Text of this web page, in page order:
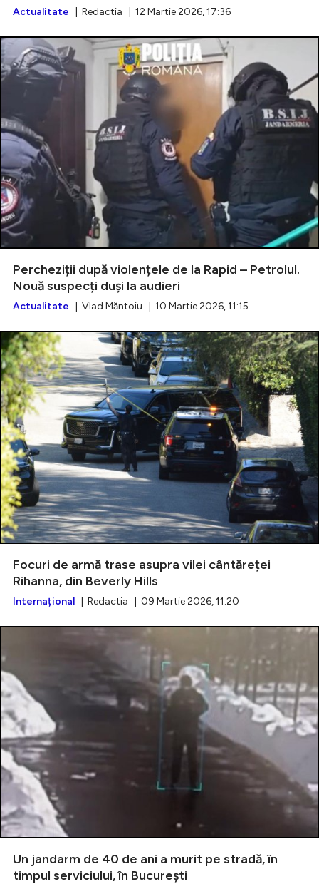
Actualitate | Redactia | 12 Martie 2026, 17:36
Percheziții după violențele de la Rapid – Petrolul.
Nouă suspecți duși la audieri
Actualitate | Vlad Măntoiu | 10 Martie 2026, 11:15
Focuri de armă trase asupra vilei cântăreței
Rihanna, din Beverly Hills
Internațional | Redactia | 09 Martie 2026, 11:20
Un jandarm de 40 de ani a murit pe stradă, în
timpul serviciului, în București